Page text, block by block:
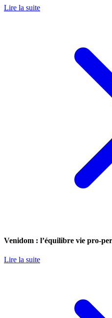
Lire la suite
Venidom : l’équilibre vie pro-
Lire la suite